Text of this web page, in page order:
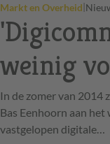
Markt en Overheid|
weinig
In de zomer van 2014
Bas Eenhoorn aan
vastgelopen digitale…